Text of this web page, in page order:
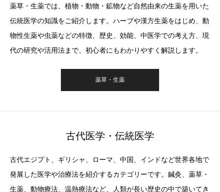
薬草・生薬では、植物・動物・鉱物など自然由来の生薬を用いた
伝統医学の知識をご紹介します。ハーブや漢方生薬をはじめ、動
物性生薬や虫薬などの特徴、歴史、効能、中医学での考え方、現
代の研究や活用法まで、初心者にもわかりやすく解説します。
薬草・生薬
古代医学・伝統医学
古代エジプト、ギリシャ、ローマ、中国、インドなど世界各地で
発展した医学や治療法を紹介するカテゴリーです。鍼灸、薬草・
生薬、動物療法、温熱療法など、人類が長い歴史の中で築いてき